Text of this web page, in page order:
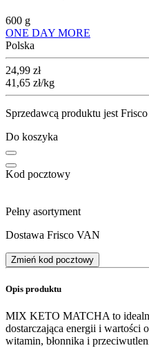
600 g
ONE DAY MORE
Polska
Cena
24,99 zł
41,65 zł/kg
Sprzedawcą produktu jest
Do koszyka
Kod pocztowy
Pełny asortyment
Dostawa Frisco VAN
Zmień kod pocztowy
Opis produktu
MIX KETO MATCHA to
dostarczająca energii i wartości
witamin, błonnika i